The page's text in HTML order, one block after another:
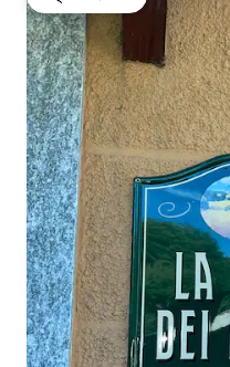
गेस्ट्स की फ़ेवरेट